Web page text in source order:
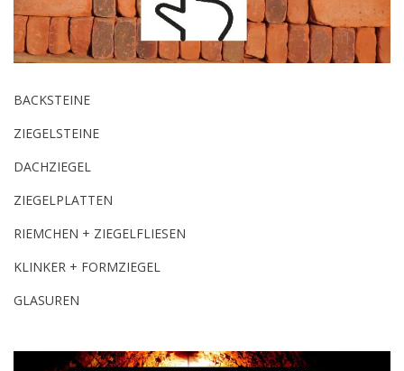
BACKSTEINE
ZIEGELSTEINE
DACHZIEGEL
ZIEGELPLATTEN
RIEMCHEN + ZIEGELFLIESEN
KLINKER + FORMZIEGEL
GLASUREN